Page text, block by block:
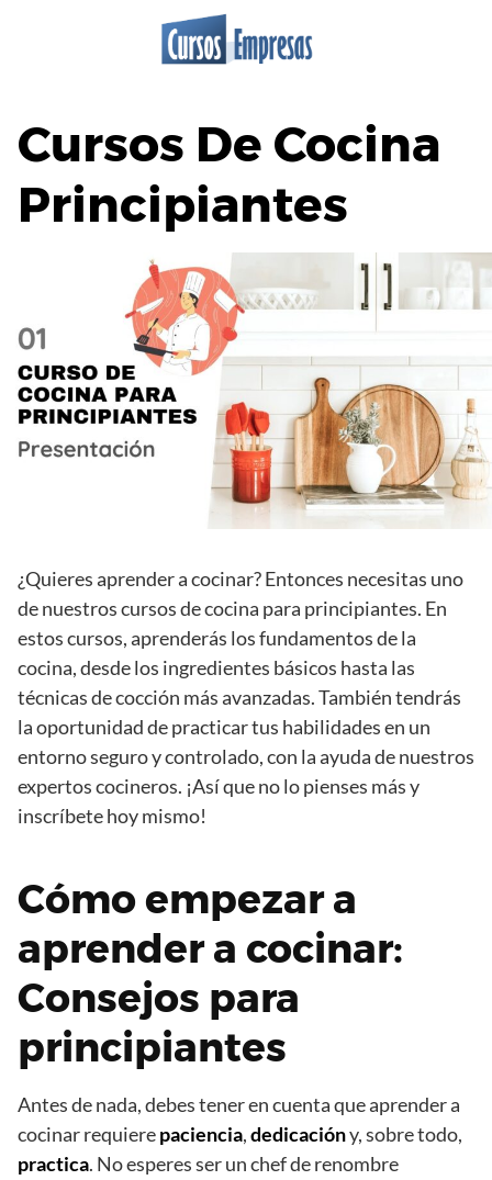
Cursos De Cocina
Principiantes
¿Quieres aprender a cocinar? Entonces necesitas uno
de nuestros cursos de cocina para principiantes. En
estos cursos, aprenderás los fundamentos de la
cocina, desde los ingredientes básicos hasta las
técnicas de cocción más avanzadas. También tendrás
la oportunidad de practicar tus habilidades en un
entorno seguro y controlado, con la ayuda de nuestros
expertos cocineros. ¡Así que no lo pienses más y
inscríbete hoy mismo!
Cómo empezar a
aprender a cocinar:
Consejos para
principiantes
Antes de nada, debes tener en cuenta que aprender a
cocinar requierepaciencia,dedicacióny, sobre todo,
practica. No esperes ser un chef de renombre